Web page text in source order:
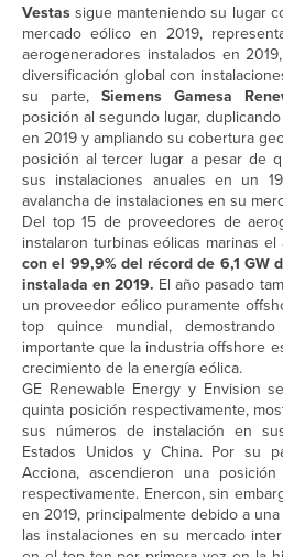
Vestassigue manteniendo su lugar
mercado eólico en 2019,
aerogeneradores instalados en
diversificación global con
su parte, Siemens Gamesa
posición al segundo lugar,
en 2019 y ampliando su cobertura
posición al tercer lugar a pesar de
sus instalaciones anuales en un
avalancha de instalaciones en su
Del top 15 de proveedores de
instalaron turbinas eólicas marinas el
con el 99,9% del récord de 6,1 GW
instalada en 2019. El año pasado
un proveedor eólico puramente
top quince mundial,
importante que la industria offshore
crecimiento de la energía eólica.
GE Renewable Energy y Envision
quinta posición respectivamente,
sus números de instalación en
Estados Unidos y China. Por su
Acciona, ascendieron una
respectivamente. Enercon, sin
en 2019, principalmente debido a
las instalaciones en su mercado